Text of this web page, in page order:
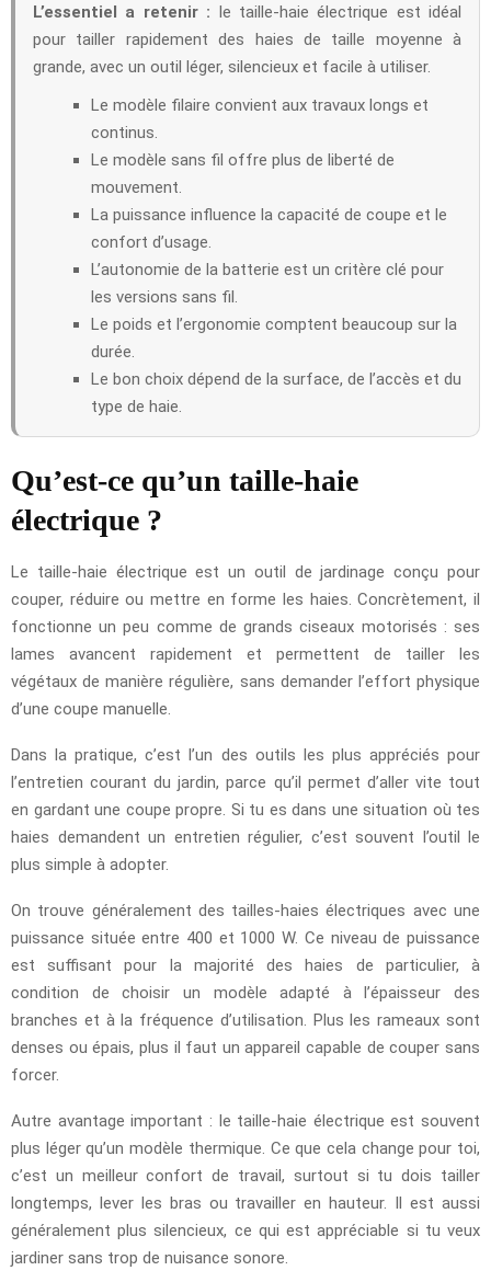
L’essentiel a retenir : le taille-haie électrique est idéal
pour tailler rapidement des haies de taille moyenne à
grande, avec un outil léger, silencieux et facile à utiliser.
Le modèle filaire convient aux travaux longs et
continus.
Le modèle sans fil offre plus de liberté de
mouvement.
La puissance influence la capacité de coupe et le
confort d’usage.
L’autonomie de la batterie est un critère clé pour
les versions sans fil.
Le poids et l’ergonomie comptent beaucoup sur la
durée.
Le bon choix dépend de la surface, de l’accès et du
type de haie.
Qu’est-ce qu’un taille-haie
électrique ?
Le taille-haie électrique est un outil de jardinage conçu pour
couper, réduire ou mettre en forme les haies. Concrètement, il
fonctionne un peu comme de grands ciseaux motorisés : ses
lames avancent rapidement et permettent de tailler les
végétaux de manière régulière, sans demander l’effort physique
d’une coupe manuelle.
Dans la pratique, c’est l’un des outils les plus appréciés pour
l’entretien courant du jardin, parce qu’il permet d’aller vite tout
en gardant une coupe propre. Si tu es dans une situation où tes
haies demandent un entretien régulier, c’est souvent l’outil le
plus simple à adopter.
On trouve généralement des tailles-haies électriques avec une
puissance située entre 400 et 1000 W. Ce niveau de puissance
est suffisant pour la majorité des haies de particulier, à
condition de choisir un modèle adapté à l’épaisseur des
branches et à la fréquence d’utilisation. Plus les rameaux sont
denses ou épais, plus il faut un appareil capable de couper sans
forcer.
Autre avantage important : le taille-haie électrique est souvent
plus léger qu’un modèle thermique. Ce que cela change pour toi,
c’est un meilleur confort de travail, surtout si tu dois tailler
longtemps, lever les bras ou travailler en hauteur. Il est aussi
généralement plus silencieux, ce qui est appréciable si tu veux
jardiner sans trop de nuisance sonore.